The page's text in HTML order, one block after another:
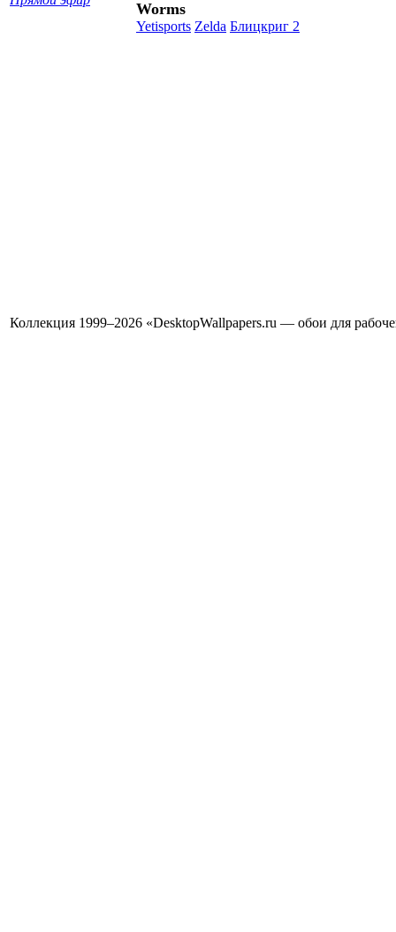
Worms
Yetisports Zelda Блицкриг 2
Коллекция 1999–2026 «DesktopWallpapers.ru — обои для